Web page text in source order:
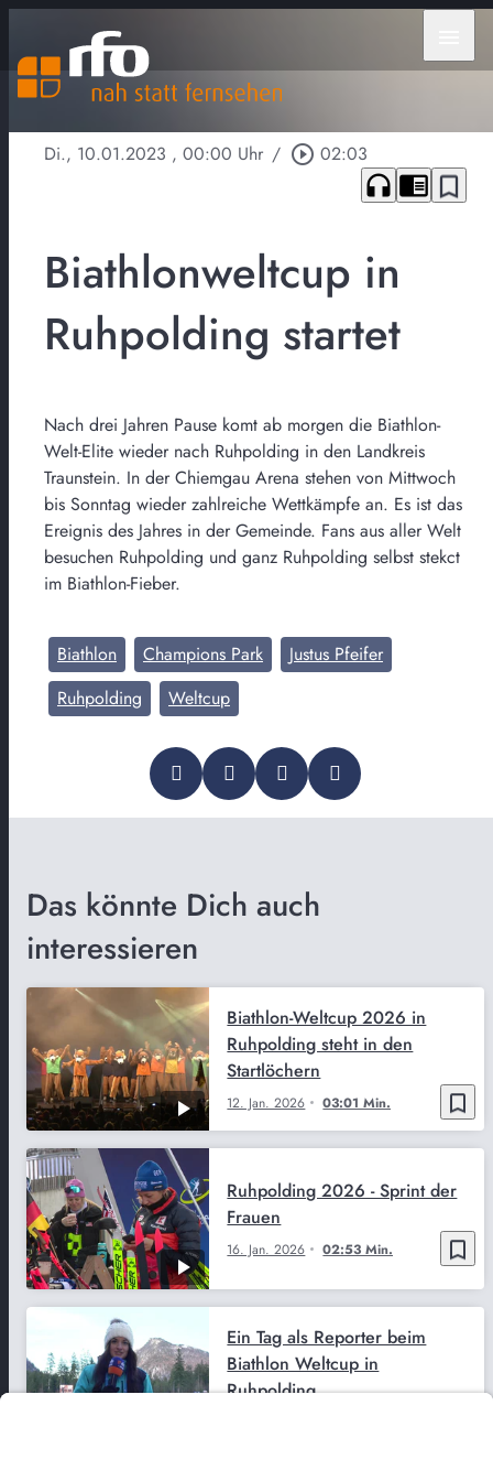
Di., 10.01.2023 , 00:00 Uhr / play_circle_outline 02:03
headphones chrome_reader_mode bookmark_border
Biathlonweltcup in
Ruhpolding startet
Nach drei Jahren Pause komt ab morgen die Biathlon-
Welt-Elite wieder nach Ruhpolding in den Landkreis
Traunstein. In der Chiemgau Arena stehen von Mittwoch
bis Sonntag wieder zahlreiche Wettkämpfe an. Es ist das
Ereignis des Jahres in der Gemeinde. Fans aus aller Welt
besuchen Ruhpolding und ganz Ruhpolding selbst stekct
im Biathlon-Fieber.
Biathlon Champions Park
Justus Pfeifer
Ruhpolding
Weltcup
Das könnte Dich auch
interessieren
bookmark_border
12. Jan. 2026 03:01 Min.
Biathlon-Weltcup 2026 in
Ruhpolding steht in den
Startlöchern
bookmark_border
16. Jan. 2026 02:53 Min.
Ruhpolding 2026 - Sprint der
Frauen
Ein Tag als Reporter beim
Biathlon Weltcup in
Ruhpolding